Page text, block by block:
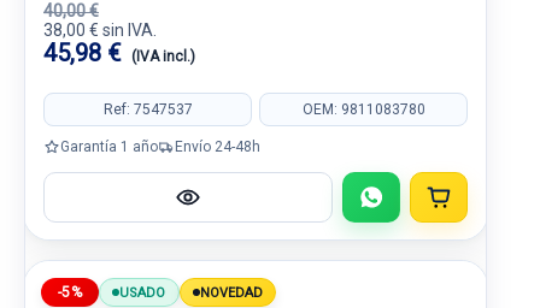
40,00 €
38,00 € sin IVA.
45,98 € (IVA incl.)
Ref: 7547537 OEM: 9811083780
Garantía 1 año Envío 24-48h
-5% USADO NOVEDAD